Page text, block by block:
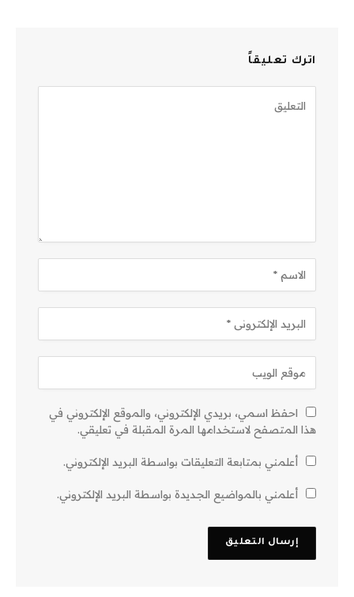
اترك تعليقاً
احفظ اسمي، بريدي الإلكتروني، والموقع الإلكتروني في
هذا المتصفح لاستخدامها المرة المقبلة في تعليقي.
أعلمني بمتابعة التعليقات بواسطة البريد الإلكتروني.
أعلمني بالمواضيع الجديدة بواسطة البريد الإلكتروني.